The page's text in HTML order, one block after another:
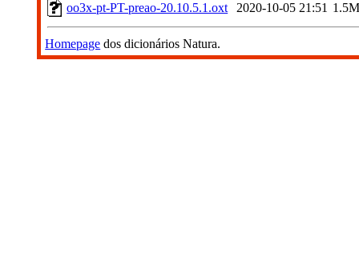
oo3x-pt-PT-preao-20.10.5.1.oxt
2020-10-05 21:51
Homepage dos dicionários Natura.